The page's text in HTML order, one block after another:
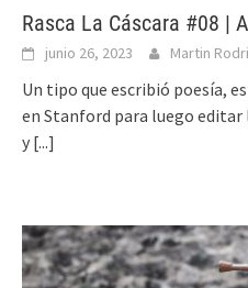
Rasca La Cáscara #08 |
junio 26, 2023 Martin
Un tipo que escribió poesía,
en Stanford para luego editar
y [...]